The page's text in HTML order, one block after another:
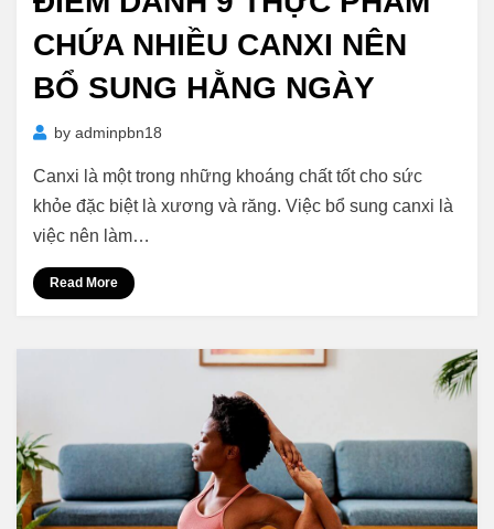
CHỨA NHIỀU CANXI NÊN
BỔ SUNG HẰNG NGÀY
by adminpbn18
Canxi là một trong những khoáng chất tốt cho sức
khỏe đặc biệt là xương và răng. Việc bổ sung canxi là
việc nên làm…
Read More